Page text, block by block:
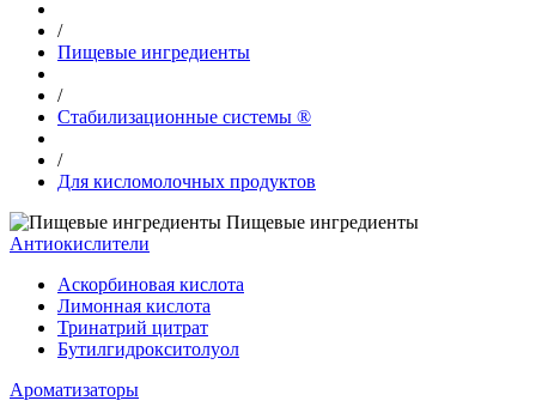
/
Пищевые ингредиенты
/
Стабилизационные системы ®
/
Для кисломолочных продуктов
Пищевые ингредиенты
Антиокислители
Аскорбиновая кислота
Лимонная кислота
Тринатрий цитрат
Бутилгидрокситолуол
Ароматизаторы